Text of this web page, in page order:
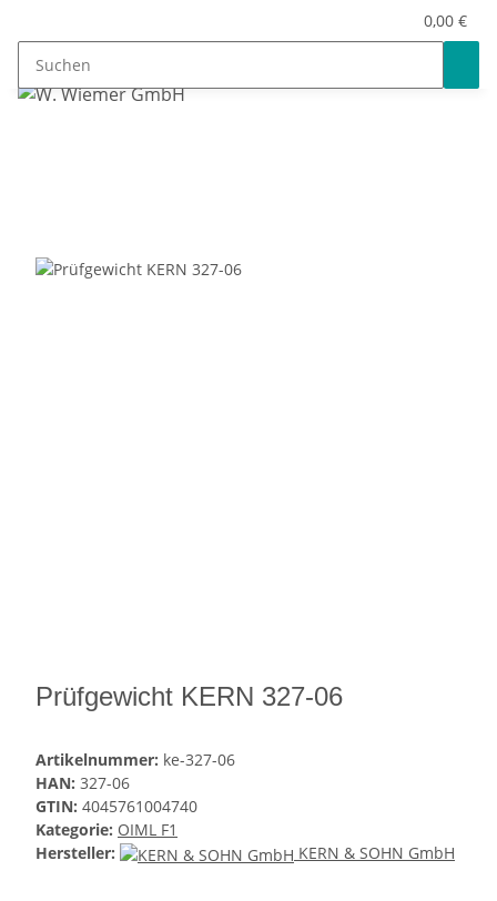
0,00 €
Prüfgewicht KERN 327-06
Artikelnummer: ke-327-06
HAN: 327-06
GTIN: 4045761004740
Kategorie: OIML F1
Hersteller:
KERN & SOHN GmbH